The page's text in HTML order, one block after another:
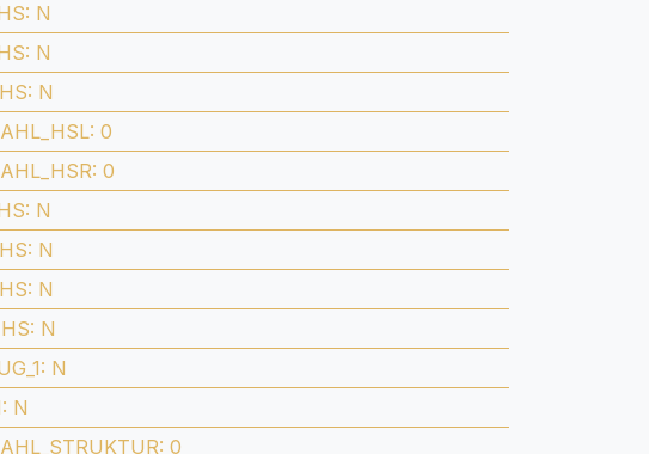
: N
: N
: N
: 0
: 0
: N
: N
: N
: N
: N
: N
: 0